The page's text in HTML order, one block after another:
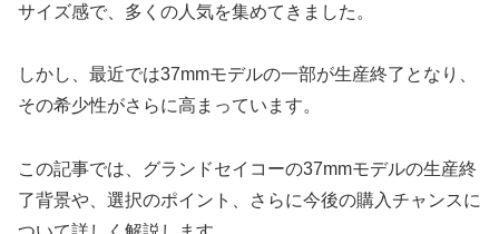
サイズ感で、多くの人気を集めてきました。
しかし、最近では37mmモデルの一部が生産終了となり、
その希少性がさらに高まっています。
この記事では、グランドセイコーの37mmモデルの生産終
了背景や、選択のポイント、さらに今後の購入チャンスに